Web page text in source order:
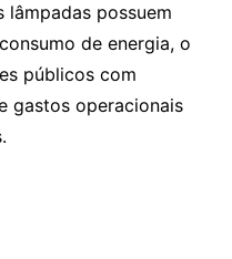
lâmpadas possuem
de energia, o
públicos com
gastos operacionais